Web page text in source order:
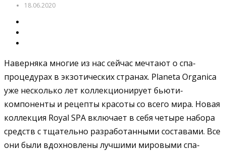
18.06.2020
Наверняка многие из нас сейчас мечтают о спа-
процедурах в экзотических странах. Planeta Organica
уже несколько лет коллекционирует бьюти-
компоненты и рецепты красоты со всего мира. Новая
коллекция Royal SPA включает в себя четыре набора
средств с тщательно разработанными составами. Все
они были вдохновлены лучшими мировыми спа-